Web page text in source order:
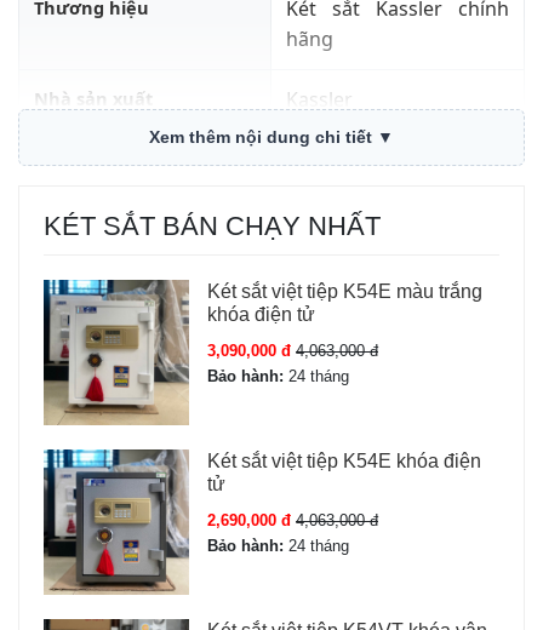
Thương hiệu
Két sắt Kassler chính
hãng
Nhà sản xuất Kassler
116 kg ± 5 kg
Kích thước ngoài C75 x R50 x S46 cm
Mở két sắt
Khóa cơ; Mã số điện tử;
Vân tay; Điện tử hoặc
vân tay; App điện thoại
Chữa cháy
Báo động
Có báo động + báo
thoại
Bảo hành
Xem thêm nội dung chi tiết ▼
KÉT SẮT BÁN CHẠY NHẤT
Két sắt việt tiệp K54E màu trắng
khóa điện tử
3,090,000 đ 4,063,000 đ
Bảo hành: 24 tháng
Két sắt việt tiệp K54E khóa điện
tử
2,690,000 đ 4,063,000 đ
Bảo hành: 24 tháng